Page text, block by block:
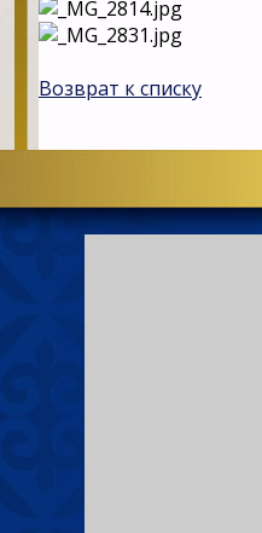
Возврат к списку